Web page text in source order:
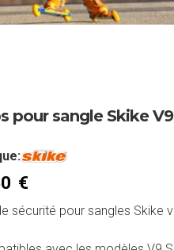
pour sangle Skike
€
sécurité pour sangles Skike